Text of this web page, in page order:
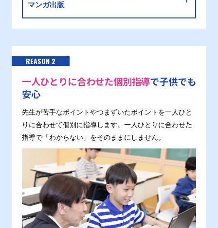
マンガ出版
REASON 2
一人ひとりに合わせた個別指導で子供でも
安心
先生が苦手なポイントやつまずいたポイントを一人ひと
りに合わせて個別に指導します。一人ひとりに合わせた
指導で「わからない」をそのままにしません。